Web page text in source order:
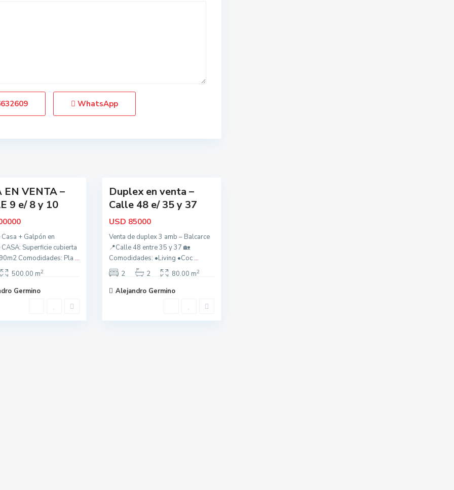
WhatsApp
EN VENTA –
9 e/ 8 y 10
+ Galpón en
Superficie cubierta
Comodidades: Pla ...
500.00 m2
Germino
l
Duplex en venta –
Calle 48 e/ 35 y 37
USD 85000
Venta de duplex 3 amb – Balcarce
📍Calle 48 entre 35 y 37 🏡
Comodidades: •Living •Coc ...
2
2 80.00 m2
Alejandro Germino